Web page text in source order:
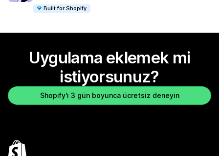
Built for Shopify
Uygulama eklemek mi
istiyorsunuz?
Shopify'ı 3 gün boyunca ücretsiz deneyin